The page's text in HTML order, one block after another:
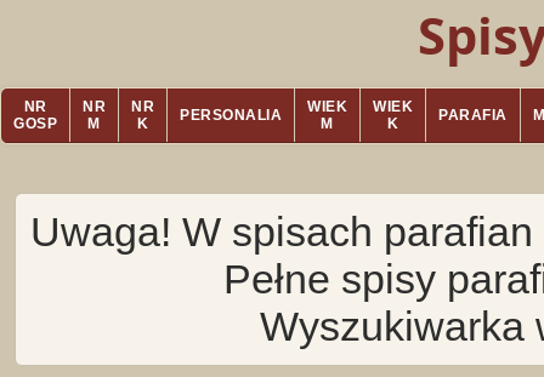
NR
GOSP
NR
M
NR
K
PERSONALIA
WIEK
M
WIEK
K
PARAFIA
Uwaga! W spisach
Pełne spisy
Wyszukiwarka